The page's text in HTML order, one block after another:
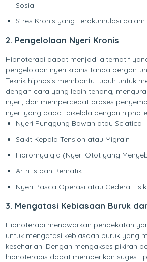
Sosial
Stres Kronis yang Terakumulasi
2. Pengelolaan Nyeri Kronis
Hipnoterapi dapat menjadi alternatif
pengelolaan nyeri kronis tanpa
Teknik hipnosis membantu tubuh untuk
dengan cara yang lebih tenang,
nyeri, dan mempercepat proses
nyeri yang dapat dikelola dengan
Nyeri Punggung Bawah atau Sciatica
Sakit Kepala Tension atau Migrain
Fibromyalgia (Nyeri Otot yang
Artritis dan Rematik
Nyeri Pasca Operasi atau Cedera Fisik
3. Mengatasi Kebiasaan Buruk
Hipnoterapi menawarkan pendekatan
untuk mengatasi kebiasaan buruk yang
keseharian. Dengan mengakses pikiran
hipnoterapis dapat memberikan sugesti